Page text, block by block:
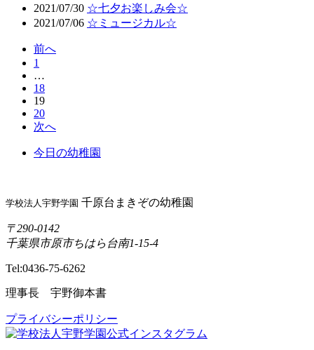
2021/07/30 ☆七夕お楽しみ会☆
2021/07/06 ☆ミュージカル☆
前へ
1
…
18
19
20
次へ
今日の幼稚園
学校法人宇野学園 千原台まきぞの幼稚園
〒290-0142
千葉県市原市ちはら台南1-15-4
Tel:0436-75-6262
理事長 宇野御本書
プライバシーポリシー